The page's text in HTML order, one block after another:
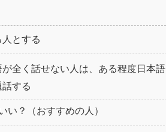
とする
全く話せない人は、ある程度日本語
する
い？（おすすめの人）